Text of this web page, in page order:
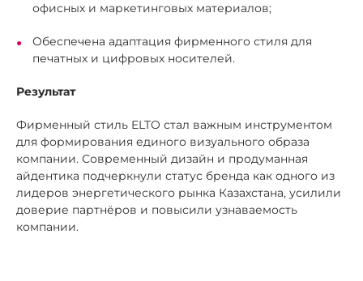
офисных и маркетинговых материалов;
Обеспечена адаптация фирменного стиля для
печатных и цифровых носителей.
Результат
Фирменный стиль ELTO стал важным инструментом
для формирования единого визуального образа
компании. Современный дизайн и продуманная
айдентика подчеркнули статус бренда как одного из
лидеров энергетического рынка Казахстана, усилили
доверие партнёров и повысили узнаваемость
компании.